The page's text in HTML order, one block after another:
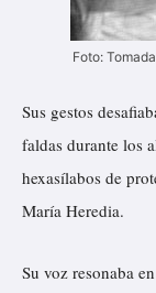
Foto:
Sus gestos
faldas durante los
hexasílabos de
María Heredia.
Su voz resonaba